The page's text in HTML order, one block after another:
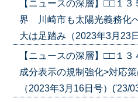
【ニュースの深層】□□１
界 川崎市も太陽光義務化
大は足踏み（2023年3月23
【ニュースの深層】□□１
成分表示の規制強化>対応
（2023年3月16日号）('23/